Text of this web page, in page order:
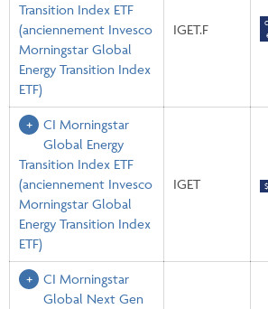
Transition Index ETF
(anciennement Invesco
Morningstar Global
Energy Transition Index
ETF)
IGET.F
CI Morningstar
Global Energy
Transition Index ETF
(anciennement Invesco
Morningstar Global
Energy Transition Index
ETF)
IGET
CI Morningstar
Global Next Gen